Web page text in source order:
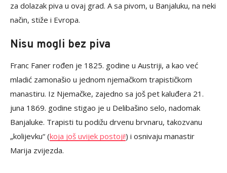
za dolazak piva u ovaj grad. A sa pivom, u Banjaluku, na neki
način, stiže i Evropa.
Nisu mogli bez piva
Franc Faner rođen je 1825. godine u Austriji, a kao već
mladić zamonašio u jednom njemačkom trapističkom
manastiru. Iz Njemačke, zajedno sa još pet kaluđera 21.
juna 1869. godine stigao je u Delibašino selo, nadomak
Banjaluke. Trapisti tu podižu drvenu brvnaru, takozvanu
„kolijevku“ (koja još uvijek postoji!) i osnivaju manastir
Marija zvijezda.